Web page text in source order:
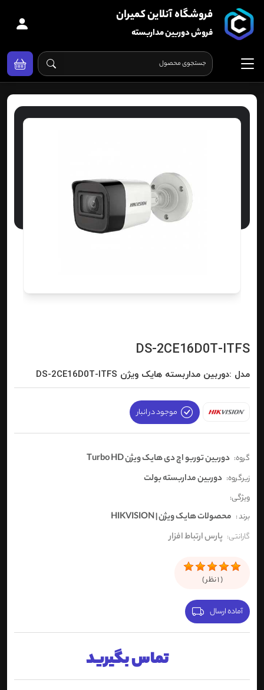
فروشگاه آنلاین کمیران
فروش دوربین مداربسته
DS-2CE16D0T-ITFS
مدل :دوربین مداربسته هایک ویژن DS-2CE16D0T-ITFS
موجود در انبار
گروه: دوربین توربو اچ دی هایک ویژن Turbo HD
زیرگروه: دوربین مداربسته بولت
ویژگی:
برند : محصولات هایک ویژن | HIKVISION
گارانتی: پارس ارتباط افزار
(
1نظر )
آماده ارسال
تماس بگیرید